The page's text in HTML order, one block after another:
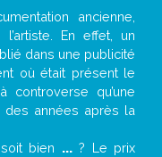
ancienne,
En effet, un
dans une publicité
où était présent le
qu’une
années après la
bien ...? Le prix